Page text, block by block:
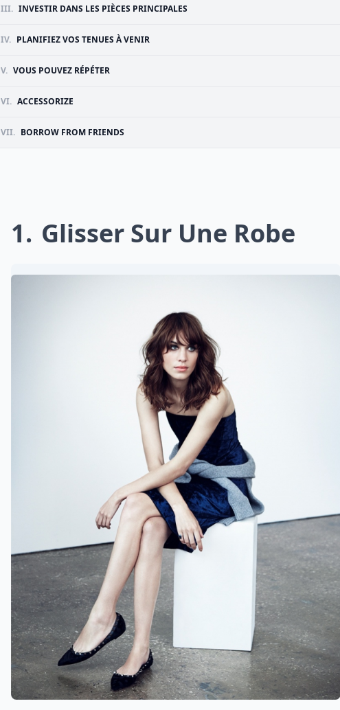
III. INVESTIR DANS LES PIÈCES PRINCIPALES
IV. PLANIFIEZ VOS TENUES À VENIR
V. VOUS POUVEZ RÉPÉTER
VI. ACCESSORIZE
VII. BORROW FROM FRIENDS
1 Glisser Sur Une Robe